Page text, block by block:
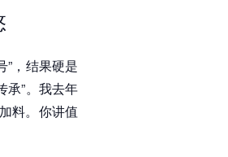
”，结果硬是
承”。我去年
料。你讲值